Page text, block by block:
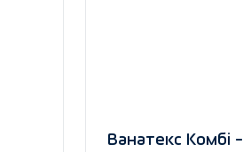
Ванатекс Комбі -